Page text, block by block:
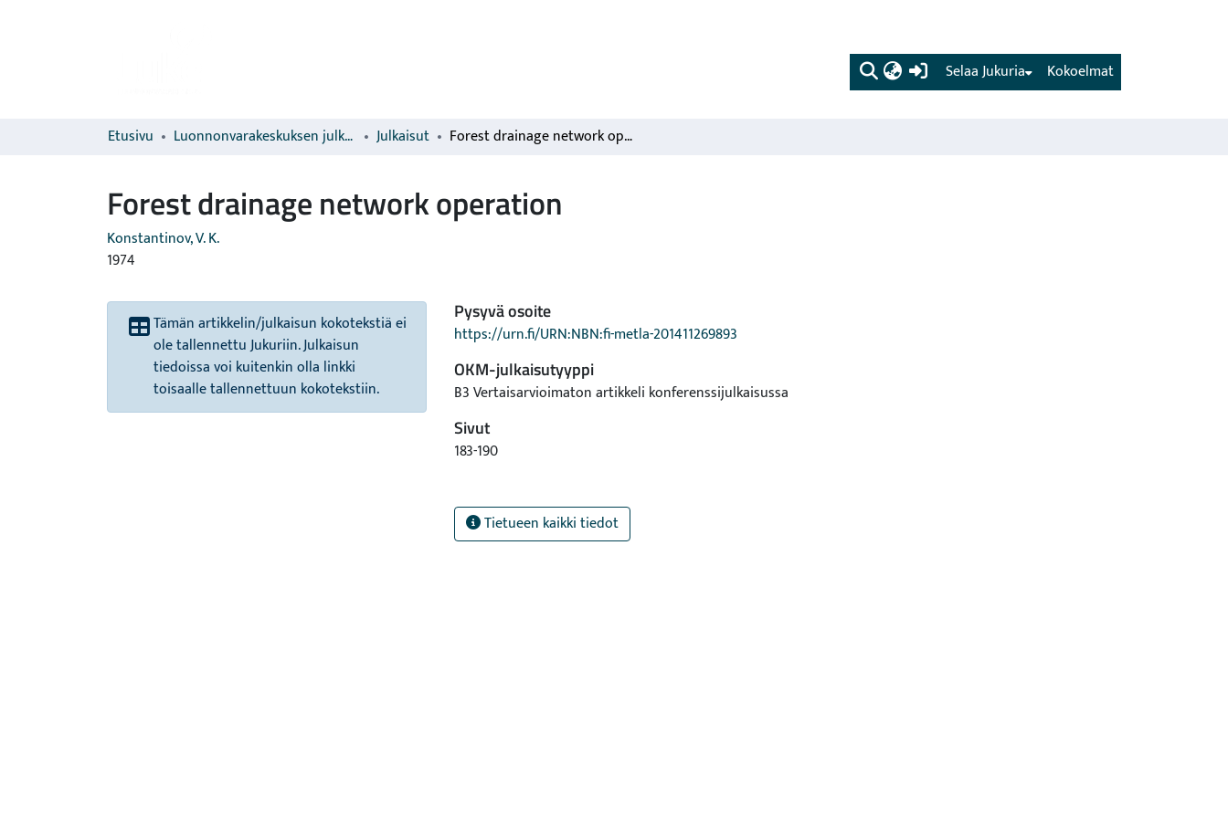
(current) Kokoelmat
Selaa Jukuria
Etusivu Luonnonvarakeskuksen julkaisut Julkaisut Forest drainage network operation
Forest drainage network operation
Konstantinov, V. K.
1974
Tämän artikkelin/julkaisun kokotekstiä ei
ole tallennettu Jukuriin. Julkaisun
tiedoissa voi kuitenkin olla linkki
toisaalle tallennettuun kokotekstiin.
Pysyvä osoite
https://urn.fi/URN:NBN:fi-metla-201411269893
OKM-julkaisutyyppi
B3 Vertaisarvioimaton artikkeli konferenssijulkaisussa
Sivut
183-190
Tietueen kaikki tiedot